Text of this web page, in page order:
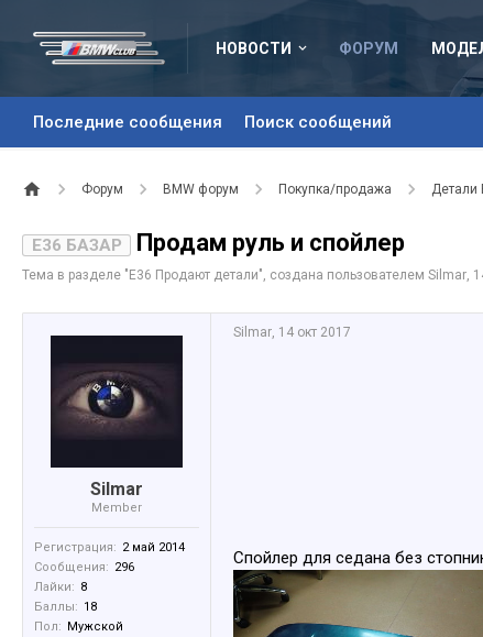
НОВОСТИ ФОРУМ
Последние сообщения Поиск сообщений
Форум BMW форум Покупка/продажа Детали
E36 БАЗАР Продам руль и спойлер
Тема в разделе " Е36 Продают детали", создана пользователем Silmar,
Silmar
Member
Регистрация: 2 май 2014
Сообщения: 296
Лайки: 8
Баллы: 18
Пол: Мужской
Silmar, 14 окт 2017
Спойлер для седана без